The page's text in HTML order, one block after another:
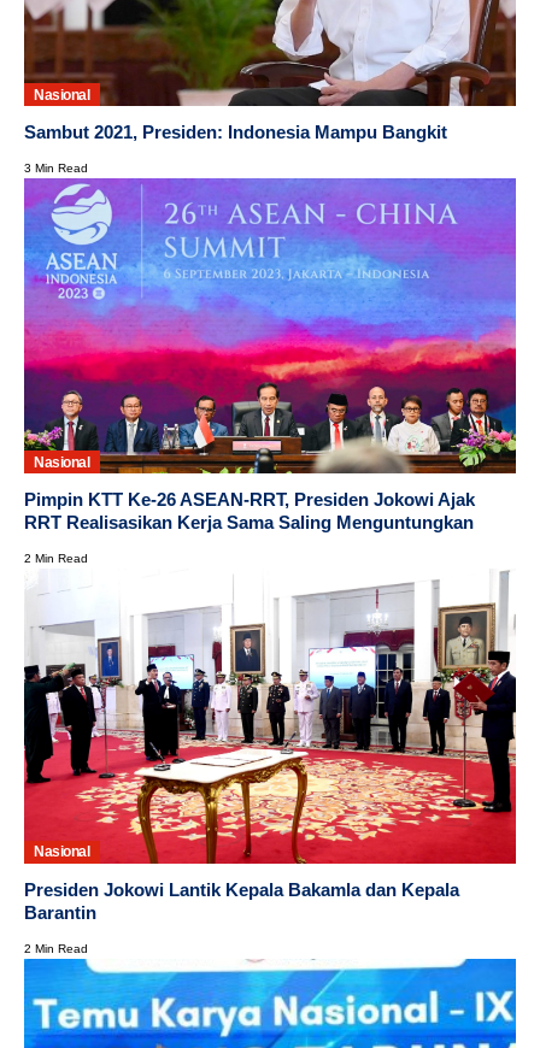
Nasional
Sambut 2021, Presiden: Indonesia Mampu Bangkit
3 Min Read
Nasional
Pimpin KTT Ke-26 ASEAN-RRT, Presiden Jokowi Ajak
RRT Realisasikan Kerja Sama Saling Menguntungkan
2 Min Read
Nasional
Presiden Jokowi Lantik Kepala Bakamla dan Kepala
Barantin
2 Min Read